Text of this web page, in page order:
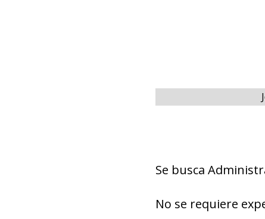
Se busca
No se requiere